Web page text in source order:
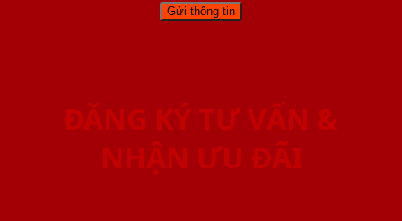
ĐĂNG KÝ TƯ VẤN &
NHẬN ƯU ĐÃI